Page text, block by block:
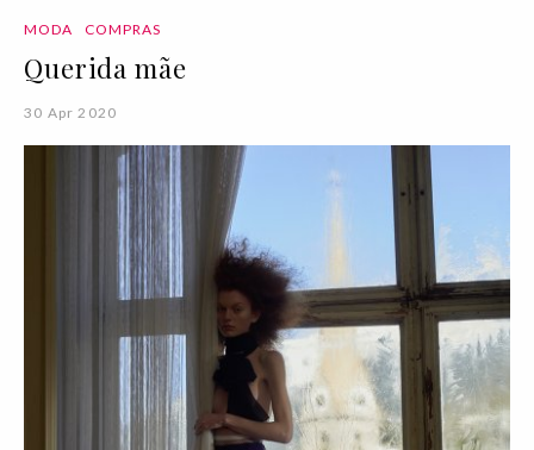
MODA COMPRAS
Querida mãe
30 Apr 2020